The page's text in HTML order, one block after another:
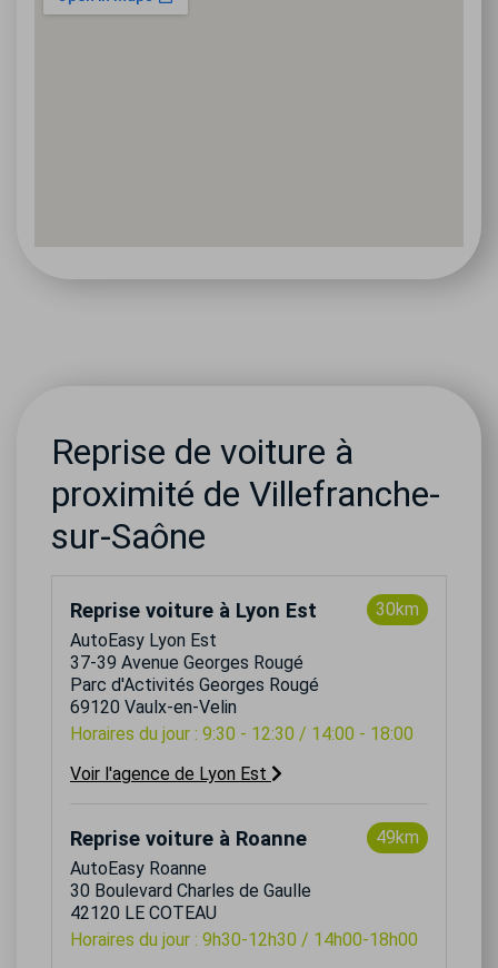
Reprise de voiture à
proximité de Villefranche-
sur-Saône
Reprise voiture à Lyon Est
30km
AutoEasy Lyon Est
37-39 Avenue Georges Rougé
Parc d'Activités Georges Rougé
69120 Vaulx-en-Velin
Horaires du jour : 9:30 - 12:30 / 14:00 - 18:00
Voir l'agence de Lyon Est
Reprise voiture à Roanne
49km
AutoEasy Roanne
30 Boulevard Charles de Gaulle
42120 LE COTEAU
Horaires du jour : 9h30-12h30 / 14h00-18h00